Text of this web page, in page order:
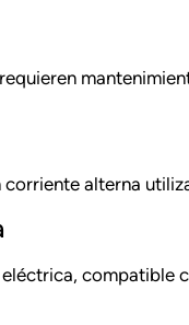
alterna